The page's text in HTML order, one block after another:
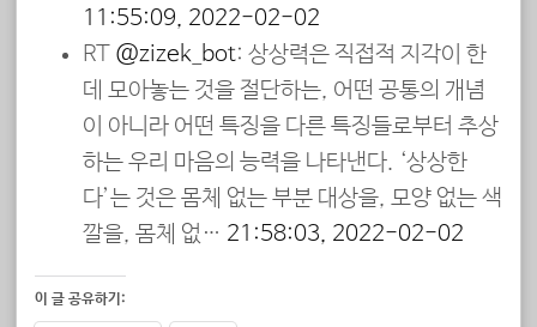
11:55:09, 2022-02-02
RT @zizek_bot: 상상력은 직접적 지각이 한
데 모아놓는 것을 절단하는, 어떤 공통의 개념
이 아니라 어떤 특징을 다른 특징들로부터 추상
하는 우리 마음의 능력을 나타낸다. ‘상상한
다’는 것은 몸체 없는 부분 대상을, 모양 없는 색
깔을, 몸체 없… 21:58:03, 2022-02-02
이 글 공유하기: